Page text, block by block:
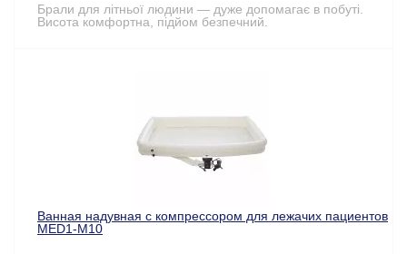
Брали для літньої людини — дуже допомагає в побуті.
Висота комфортна, підйом безпечний.
Ванная надувная с компрессором для лежачих пациентов
MED1-M10